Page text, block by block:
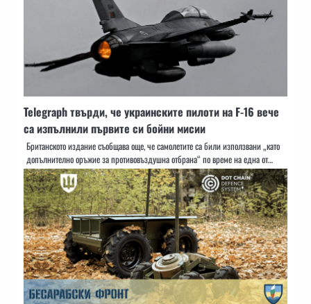
Telegraph твърди, че украинските пилоти на F-16 вече
са изпълнили първите си бойни мисии
Британското издание съобщава още, че самолетите са били използвани „като
допълнително оръжие за противовъздушна отбрана“ по време на една от…